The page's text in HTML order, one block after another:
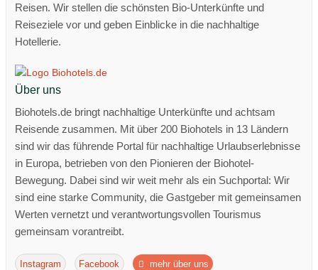
Reisen. Wir stellen die schönsten Bio-Unterkünfte und
Reiseziele vor und geben Einblicke in die nachhaltige
Hotellerie.
Über uns
Biohotels.de bringt nachhaltige Unterkünfte und achtsam
Reisende zusammen. Mit über 200 Biohotels in 13 Ländern
sind wir das führende Portal für nachhaltige Urlaubserlebnisse
in Europa, betrieben von den Pionieren der Biohotel-
Bewegung. Dabei sind wir weit mehr als ein Suchportal: Wir
sind eine starke Community, die Gastgeber mit gemeinsamen
Werten vernetzt und verantwortungsvollen Tourismus
gemeinsam vorantreibt.
Instagram Facebook mehr über uns